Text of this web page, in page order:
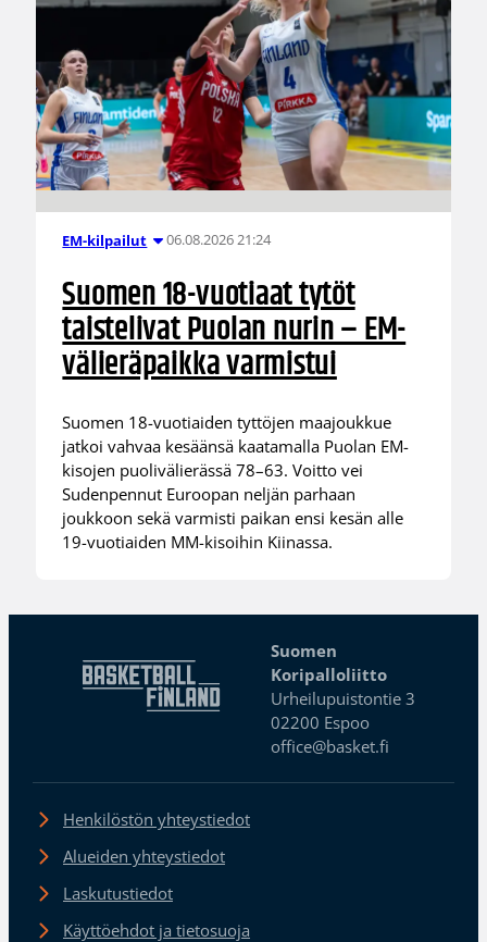
EM-kilpailut 06.08.2026 21:24
Suomen 18-vuotiaat tytöt
taistelivat Puolan nurin – EM-
välieräpaikka varmistui
Suomen 18-vuotiaiden tyttöjen maajoukkue
jatkoi vahvaa kesäänsä kaatamalla Puolan EM-
kisojen puolivälierässä 78–63. Voitto vei
Sudenpennut Euroopan neljän parhaan
joukkoon sekä varmisti paikan ensi kesän alle
19-vuotiaiden MM-kisoihin Kiinassa.
Suomen
Koripalloliitto
Urheilupuistontie 3
02200 Espoo
office@basket.fi
Henkilöstön yhteystiedot
Alueiden yhteystiedot
Laskutustiedot
Käyttöehdot ja tietosuoja